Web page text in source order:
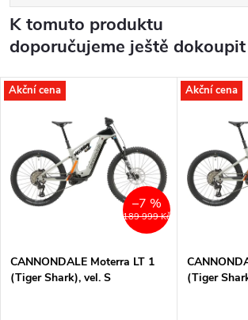
K tomuto produktu
doporučujeme ještě dokoupit
Akční cena
189 999 Kč
–7 %
CANNONDALE Moterra LT 1
(Tiger Shark), vel. S
Akční cena
(Tiger